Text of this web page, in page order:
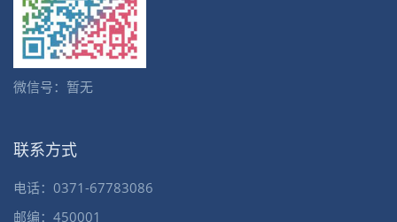
微信号：暂无
联系方式
电话：0371-67783086
邮编：450001